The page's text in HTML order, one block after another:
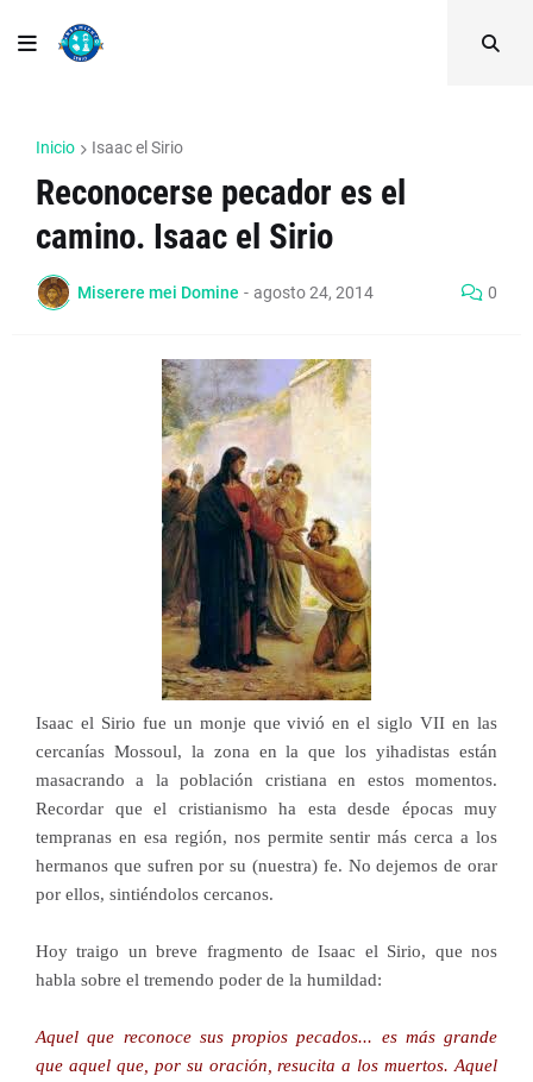
Inicio Isaac el Sirio
Reconocerse pecador es el
camino. Isaac el Sirio
Miserere mei Domine - agosto 24, 2014 0
Isaac el Sirio fue un monje que vivió en el siglo VII en las
cercanías Mossoul, la zona en la que los yihadistas están
masacrando a la población cristiana en estos momentos.
Recordar que el cristianismo ha esta desde épocas muy
tempranas en esa región, nos permite sentir más cerca a los
hermanos que sufren por su (nuestra) fe. No dejemos de orar
por ellos, sintiéndolos cercanos.
Hoy traigo un breve fragmento de Isaac el Sirio, que nos
habla sobre el tremendo poder de la humildad:
Aquel que reconoce sus propios pecados... es más grande
que aquel que, por su oración, resucita a los muertos. Aquel